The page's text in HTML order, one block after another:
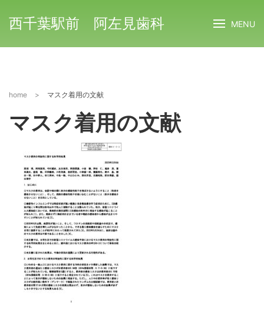
西千葉駅前 阿左見歯科 MENU
home > マスク着用の文献
マスク着用の文献